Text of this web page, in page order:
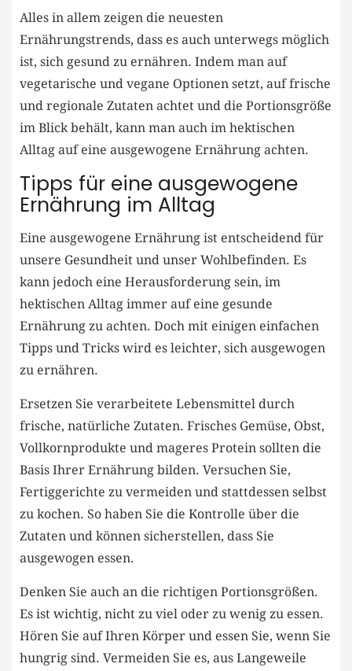
Alles ​in allem zeigen die ⁤neuesten
Ernährungstrends, dass ‌es auch unterwegs‌ möglich‌
ist, sich ⁢gesund ⁢zu ernähren. Indem man auf
⁢vegetarische⁤ und ⁢vegane‌ Optionen⁣ setzt,⁣ auf frische
und regionale Zutaten‌ achtet⁤ und die Portionsgröße
im Blick behält, kann man ⁤auch im hektischen⁢
Alltag ‌auf eine ausgewogene Ernährung achten.
Tipps für‌ eine ausgewogene
Ernährung im Alltag
Eine ausgewogene ⁣Ernährung ist entscheidend für
unsere Gesundheit und unser ‌Wohlbefinden. ⁤Es
kann jedoch eine Herausforderung sein, im​
hektischen Alltag⁢ immer ⁤auf eine gesunde
Ernährung zu achten. Doch mit einigen‌ einfachen
Tipps ‍und Tricks wird ⁤es ​leichter, sich ausgewogen
zu‌ ernähren.
Ersetzen Sie⁣ verarbeitete Lebensmittel durch⁢
frische, natürliche Zutaten. Frisches Gemüse,⁤ Obst,
Vollkornprodukte und ⁤mageres Protein sollten die ​
Basis⁢ Ihrer Ernährung bilden. Versuchen Sie,⁤
Fertiggerichte zu vermeiden und stattdessen selbst
zu kochen.​ So ‍haben Sie die ⁢Kontrolle über ⁣die
‌Zutaten‍ und ‍können⁤ sicherstellen, dass Sie
⁣ausgewogen essen.
Denken Sie ‍auch an die richtigen Portionsgrößen.
Es ist wichtig, ​nicht zu viel oder zu wenig zu ⁢essen.
Hören⁤ Sie auf⁤ Ihren Körper und ​essen Sie, ⁢wenn Sie
hungrig sind. Vermeiden Sie es, aus Langeweile